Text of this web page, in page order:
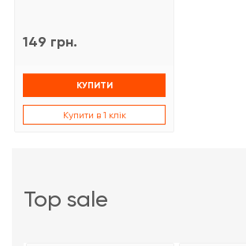
149 грн.
КУПИТИ
Купити в 1 клік
top sale